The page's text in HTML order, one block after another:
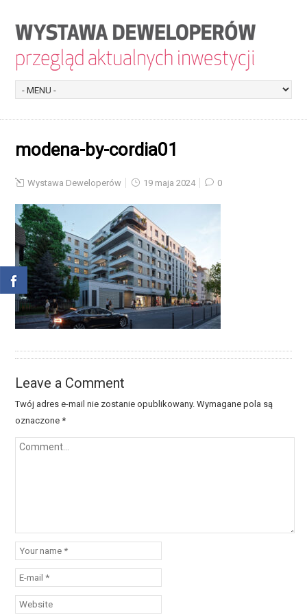
modena-by-cordia01
Wystawa Deweloperów 19 maja 2024 0
Leave a Comment
Twój adres e-mail nie zostanie opublikowany. Wymagane pola są
oznaczone*